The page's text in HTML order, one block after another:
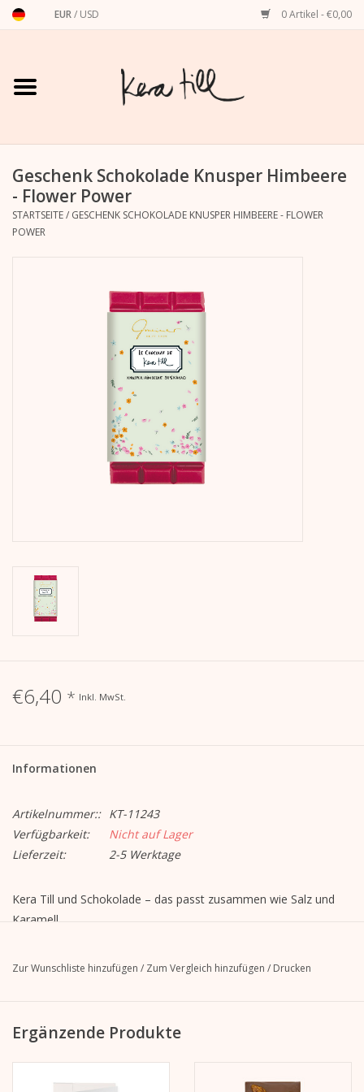
EUR/ USD 0 Artikel - €0,00
Startseite
Art Prints
Stationery
Bücher
Kera Till X THERESIENTHAL
Geschenk Schokolade Knusper Himbeere
- Flower Power
STARTSEITE/ GESCHENK SCHOKOLADE KNUSPER HIMBEERE - FLOWER
POWER
€6,40 * Inkl. MwSt.
Informationen
Artikelnummer:: KT-11243
Verfügbarkeit:
Nicht auf Lager
Lieferzeit:
2-5 Werktage
Kera Till und Schokolade – das passt zusammen wie Salz und
Karamell,
Schokoladen-Edition „Le chocolat de Kera Till“ aus dem Hause
Ostern, zum Geburtstag oder einfach so, weil
jetzt der Frühling kommt. Und natürlich auch für alle, die sich
Zur Wunschliste hinzufügen / Zum Vergleich hinzufügen / Drucken
Ergänzende Produkte